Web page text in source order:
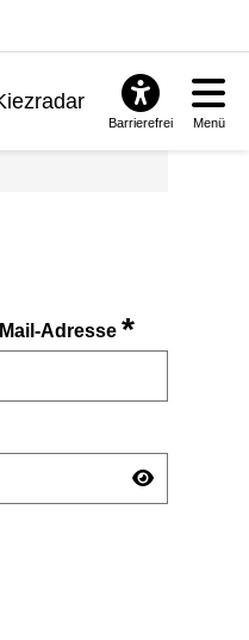
Barrierefrei Menü
Adresse*